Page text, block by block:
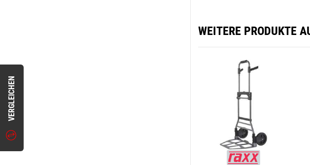
VERGLEICHEN
WEITERE PRODUKTE